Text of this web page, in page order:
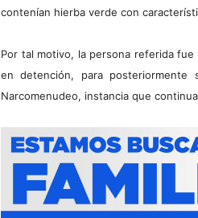
contenían hierba verde con
Por tal motivo, la persona referida
en detención, para posteriormente
Narcomenudeo, instancia que